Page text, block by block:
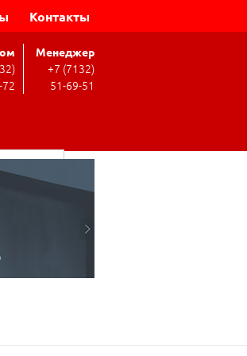
Контакты
Поиск
Менеджер
+7 (7132)
51-69-51